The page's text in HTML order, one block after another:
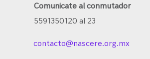
Comunicate al conmutador
5591350120 al 23
contacto@nascere.org.mx